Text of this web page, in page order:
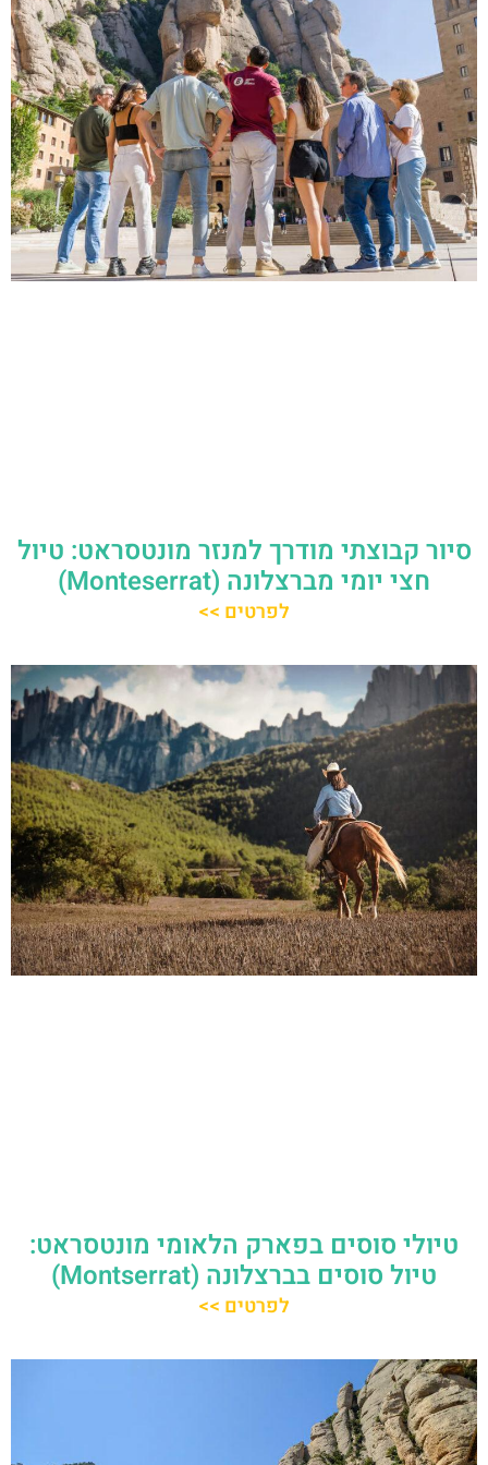
סיור קבוצתי מודרך למנזר מונטסראט: טיול
חצי יומי מברצלונה (Monteserrat)
לפרטים >>
טיולי סוסים בפארק הלאומי מונטסראט:
טיול סוסים בברצלונה (Montserrat)
לפרטים >>